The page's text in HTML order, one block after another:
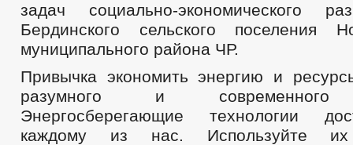
задач социально-экономического
Бердинского сельского поселения
муниципального района ЧР.
Привычка экономить энергию и
разумного и современного
Энергосберегающие технологии
каждому из нас. Используйте